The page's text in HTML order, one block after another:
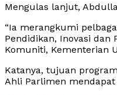
Mengulas lanjut,
“Ia merangkumi
Pendidikan, Inovasi dan
Komuniti, Kementerian
Katanya, tujuan
Ahli Parlimen